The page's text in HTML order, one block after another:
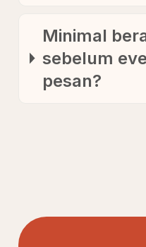
Minimal
sebelum
pesan?